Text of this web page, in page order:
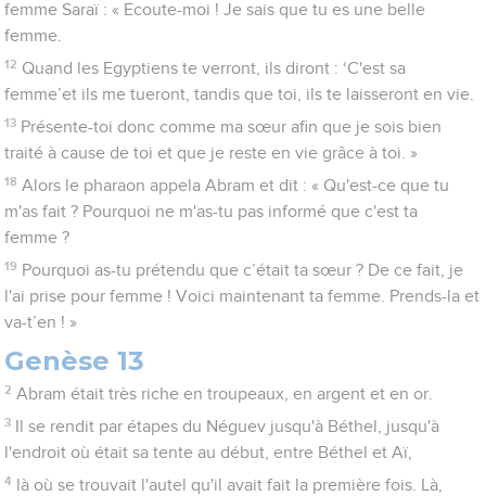
femme Saraï : « Ecoute-moi ! Je sais que tu es une belle
femme.
12 Quand les Egyptiens te verront, ils diront : ‘C'est sa
femme’et ils me tueront, tandis que toi, ils te laisseront en vie.
13 Présente-toi donc comme ma sœur afin que je sois bien
traité à cause de toi et que je reste en vie grâce à toi. »
18 Alors le pharaon appela Abram et dit : « Qu'est-ce que tu
m'as fait ? Pourquoi ne m'as-tu pas informé que c'est ta
femme ?
19 Pourquoi as-tu prétendu que c’était ta sœur ? De ce fait, je
l'ai prise pour femme ! Voici maintenant ta femme. Prends-la et
va-t’en ! »
Genèse 13
2 Abram était très riche en troupeaux, en argent et en or.
3
Il se rendit par étapes du Néguev jusqu'à Béthel, jusqu'à
l'endroit où était sa tente au début, entre Béthel et Aï,
4
là où se trouvait l'autel qu'il avait fait la première fois. Là,